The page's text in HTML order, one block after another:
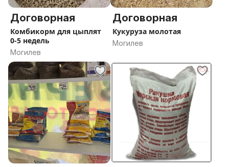
Договорная
Комбикорм для цыплят
0-5 недель
Могилев
Договорная
Кукуруза молотая
Могилев